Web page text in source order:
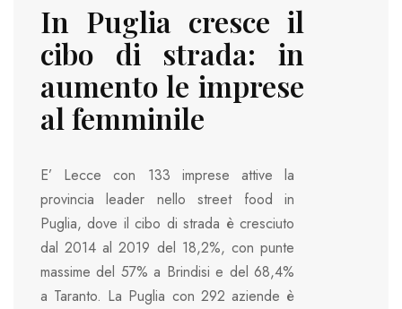
In Puglia cresce il
cibo di strada: in
aumento le imprese
al femminile
E’ Lecce con 133 imprese attive la
provincia leader nello street food in
Puglia, dove il cibo di strada è cresciuto
dal 2014 al 2019 del 18,2%, con punte
massime del 57% a Brindisi e del 68,4%
a Taranto. La Puglia con 292 aziende è